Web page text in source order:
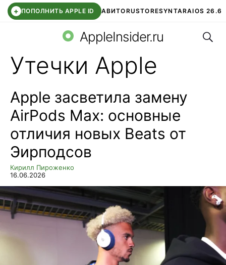
+ ПОПОЛНИТЬ APPLE ID АВИТОRUSTORESYNTARAIOS 26.6
СБЕР КИДС ЧАТ ROBLOXВТБ ОНЛАЙН
AppleInsider.ru
Утечки Apple
Apple засветила замену
AirPods Max: основные
отличия новых Beats от
Эирподсов
Кирилл Пироженко
16.06.2026